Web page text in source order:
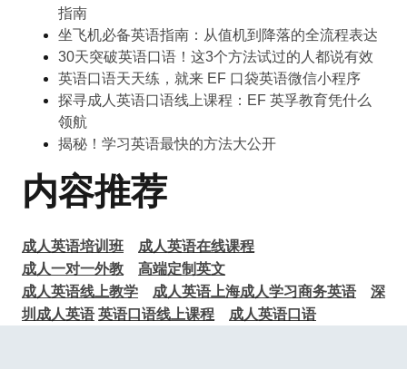
指南
坐飞机必备英语指南：从值机到降落的全流程表达
30天突破英语口语！这3个方法试过的人都说有效
英语口语天天练，就来 EF 口袋英语微信小程序
探寻成人英语口语线上课程：EF 英孚教育凭什么
领航
揭秘！学习英语最快的方法大公开
内容推荐
成人英语培训班
成人英语在线课程
成人一对一外教
高端定制英文
成人英语线上教学
成人英语上海成人学习商务英语
深
圳成人英语英语口语线上课程 成人英语口语